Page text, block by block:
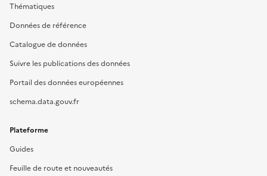
Thématiques
Données de référence
Catalogue de données
Suivre les publications des données
Portail des données européennes
schema.data.gouv.fr
Plateforme
Guides
Feuille de route et nouveautés